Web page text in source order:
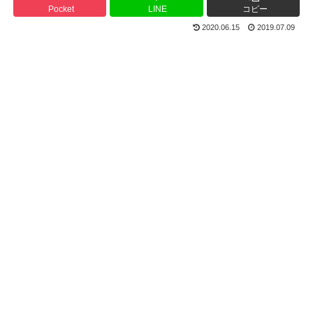
Pocket LINE コピー
2020.06.15 2019.07.09